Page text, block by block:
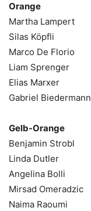
Orange
Martha Lampert
Silas Köpfli
Marco De Florio
Liam Sprenger
Elias Marxer
Gabriel Biedermann
Gelb-Orange
Benjamin Strobl
Linda Dutler
Angelina Bolli
Mirsad Omeradzic
Naima Raoumi